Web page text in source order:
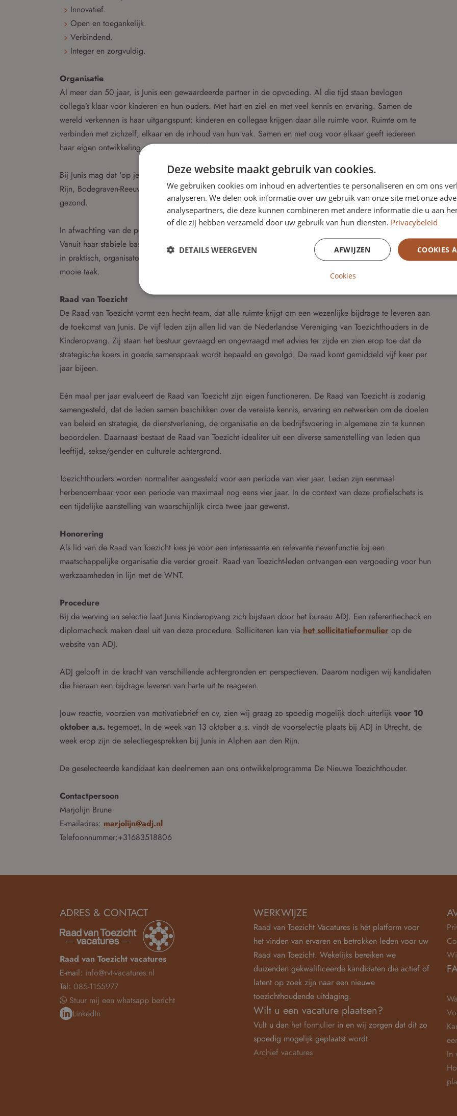
Innovatief.
Open en toegankelijk.
Verbindend.
Integer en zorgvuldig.
Organisatie
Al meer dan 50 jaar, is Junis een gewaardeerde partner in de opvoeding. Al die tijd staan bevlogen
collega’s klaar voor kinderen en hun ouders. Met hart en ziel en met veel kennis en ervaring. Samen de
wereld verkennen is haar uitgangspunt: kinderen en collegae krijgen daar alle ruimte voor. Ruimte om te
verbinden met zichzelf, elkaar en de inhoud van hun vak. Samen en met oog voor elkaar geeft iedereen
haar eigen ontwikkeling een eigen, unieke kleur.
Bij Junis mag dat 'op je eigen wijs'. Je vindt Junis op 90 locaties en bij 65 gastouders in Alphen aan den
Rijn, Bodegraven-Reeuwijk en Zoetermeer. Een groeiende maatschappelijke organisatie en financieel
gezond.
In afwachting van de politieke besluitvorming, bereidt Junis zich voor op de transitie naar een nieuw stelsel.
Vanuit haar stabiele basis zal zij energiek en adequaat op alle veranderingen anticiperen en inspelen, zowel
in praktisch, organisatorisch als strategisch opzicht. Voor het nieuwe lid RvT ligt hier een belangrijke en
mooie taak.
Raad van Toezicht
De Raad van Toezicht vormt een hecht team, dat alle ruimte krijgt om een wezenlijke bijdrage te leveren aan
de toekomst van Junis. De vijf leden zijn allen lid van de Nederlandse Vereniging van Toezichthouders in de
Kinderopvang. Zij staan het bestuur gevraagd en ongevraagd met advies ter zijde en zien erop toe dat de
strategische koers in goede samenspraak wordt bepaald en gevolgd. De raad komt gemiddeld vijf keer per
jaar bijeen.
Eén maal per jaar evalueert de Raad van Toezicht zijn eigen functioneren. De Raad van Toezicht is zodanig
samengesteld, dat de leden samen beschikken over de vereiste kennis, ervaring en netwerken om de doelen
van beleid en strategie, de dienstverlening, de organisatie en de bedrijfsvoering in algemene zin te kunnen
beoordelen. Daarnaast bestaat de Raad van Toezicht idealiter uit een diverse samenstelling van leden qua
leeftijd, sekse/gender en culturele achtergrond.
Toezichthouders worden normaliter aangesteld voor een periode van vier jaar. Leden zijn eenmaal
herbenoembaar voor een periode van maximaal nog eens vier jaar. In de context van deze profielschets is
een tijdelijke aanstelling van waarschijnlijk circa twee jaar gewenst.
Honorering
Als lid van de Raad van Toezicht kies je voor een interessante en relevante nevenfunctie bij een
maatschappelijke organisatie die verder groeit. Raad van Toezicht-leden ontvangen een vergoeding voor hun
werkzaamheden in lijn met de WNT.
Procedure
Bij de werving en selectie laat Junis Kinderopvang zich bijstaan door het bureau ADJ. Een referentiecheck en
diplomacheck maken deel uit van deze procedure. Solliciteren kan via het sollicitatieformulier op de
website van ADJ.
ADJ gelooft in de kracht van verschillende achtergronden en perspectieven. Daarom nodigen wij kandidaten
die hieraan een bijdrage leveren van harte uit te reageren.
Jouw reactie, voorzien van motivatiebrief en cv, zien wij graag zo spoedig mogelijk doch uiterlijk voor 10
oktober a.s. tegemoet. In de week van 13 oktober a.s. vindt de voorselectie plaats bij ADJ in Utrecht, de
week erop zijn de selectiegesprekken bij Junis in Alphen aan den Rijn.
De geselecteerde kandidaat kan deelnemen aan ons ontwikkelprogramma De Nieuwe Toezichthouder.
Contactpersoon
Marjolijn Brune
E-mailadres: marjolijn@adj.nl
Telefoonnummer:+31683518806
ADRES & CONTACT
Raad van Toezicht vacatures
E-mail: info@rvt-vacatures.nl
Tel: 085-1155977
Stuur mij een whatsapp bericht
LinkedIn
WERKWIJZE
Raad van Toezicht Vacatures is hét platform voor
het vinden van ervaren en betrokken leden voor uw
Raad van Toezicht. Wekelijks bereiken we
duizenden gekwalificeerde kandidaten die actief of
latent op zoek zijn naar een nieuwe
toezichthoudende uitdaging.
Wilt u een vacature plaatsen?
Vult u dan het formulierin en wij zorgen dat dit zo
spoedig mogelijk geplaatst wordt.
Archief vacatures
In
Deze website maakt gebruik van cookies.
We gebruiken cookies om inhoud en advertenties te personaliseren en om ons
analyseren. We delen ook informatie over uw gebruik van onze site met onze
analysepartners, die deze kunnen combineren met andere informatie die u aan
of die zij hebben verzameld door uw gebruik van hun diensten. Privacybeleid
COOKIES
AFWIJZEN
DETAILS WEERGEVEN
Cookies